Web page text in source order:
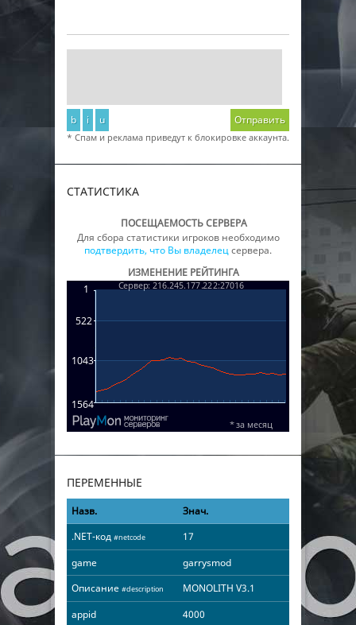
b i u Отправить
* Спам и реклама приведут к блокировке аккаунта.
СТАТИСТИКА
ПОСЕЩАЕМОСТЬ СЕРВЕРА
Для сбора статистики игроков необходимо
подтвердить, что Вы владелецсервера.
ИЗМЕНЕНИЕ РЕЙТИНГА
ПЕРЕМЕННЫЕ
Назв.
Знач.
.NET-код #netcode
17
game
garrysmod
Описание #description
MONOLITH V3.1
appid
4000